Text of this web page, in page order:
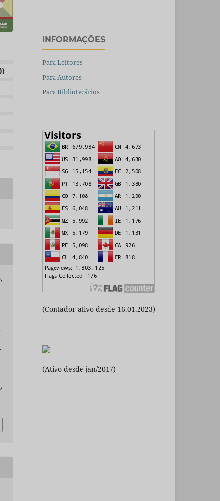
INFORMAÇÕES
Para Leitores
Para Autores
Para Bibliotecários
(Contador ativo desde 16.01.2023)
(Ativo desde jan/2017)